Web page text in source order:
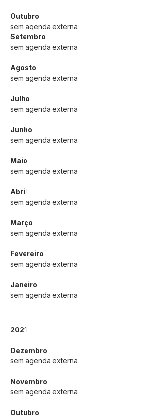
Outubro
sem agenda externa
Setembro
sem agenda externa
Agosto
sem agenda externa
Julho
sem agenda externa
Junho
sem agenda externa
Maio
sem agenda externa
Abril
sem agenda externa
Março
sem agenda externa
Fevereiro
sem agenda externa
Janeiro
sem agenda externa
2021
Dezembro
sem agenda externa
Novembro
sem agenda externa
Outubro